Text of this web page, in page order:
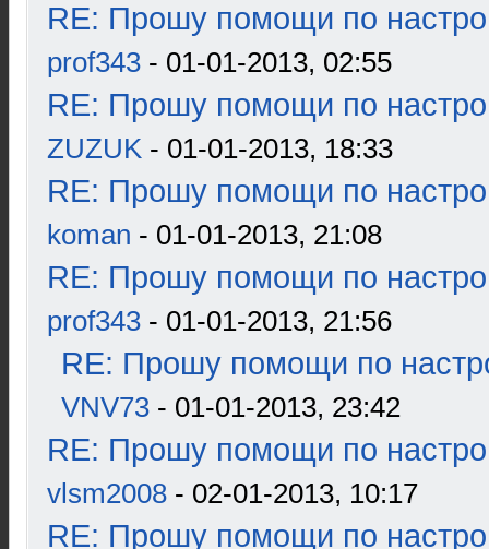
RE: Прошу помощи по
prof343 - 01-01-2013, 02:55
RE: Прошу помощи по
ZUZUK - 01-01-2013, 18:33
RE: Прошу помощи по
koman - 01-01-2013, 21:08
RE: Прошу помощи по
prof343 - 01-01-2013, 21:56
RE: Прошу помощи по
VNV73 - 01-01-2013, 23:42
RE: Прошу помощи по
vlsm2008 - 02-01-2013, 10:17
RE: Прошу помощи по